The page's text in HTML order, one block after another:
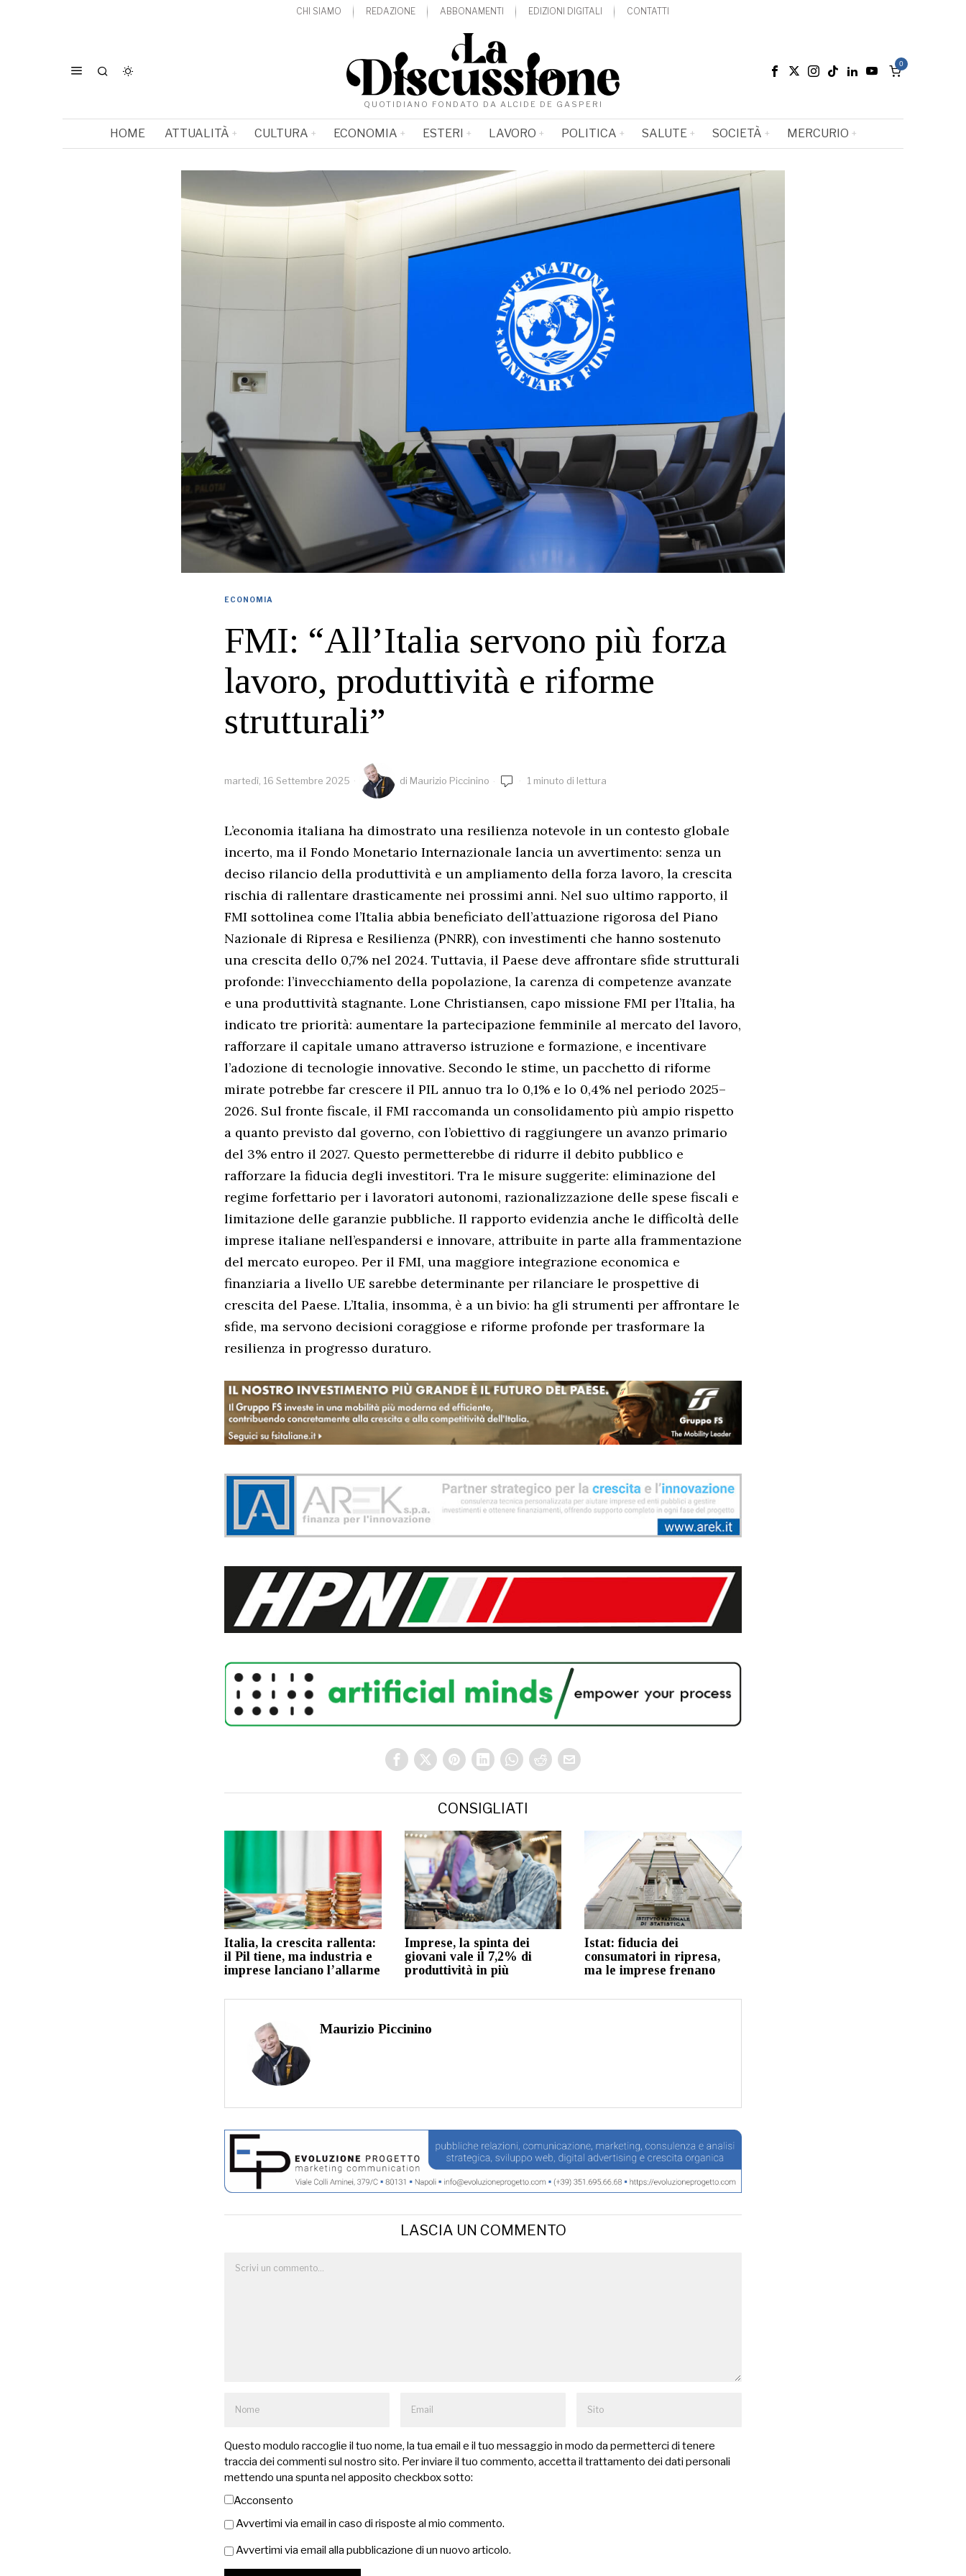
CHI SIAMO REDAZIONE ABBONAMENTI EDIZIONI DIGITALI CONTATTI
QUOTIDIANO FONDATO DA ALCIDE DE GASPERI
0
HOME ATTUALITÀ CULTURA ECONOMIA ESTERI LAVORO POLITICA SALUTE SOCIETÀ MERCURIO
ECONOMIA
FMI: “All’Italia servono più forza
lavoro, produttività e riforme
strutturali”
martedì, 16 Settembre 2025 di Maurizio Piccinino 1 minuto di lettura
L’economia italiana ha dimostrato una resilienza notevole in un contesto globale
incerto, ma il Fondo Monetario Internazionale lancia un avvertimento: senza un
deciso rilancio della produttività e un ampliamento della forza lavoro, la crescita
rischia di rallentare drasticamente nei prossimi anni. Nel suo ultimo rapporto, il
FMI sottolinea come l’Italia abbia beneficiato dell’attuazione rigorosa del Piano
Nazionale di Ripresa e Resilienza (PNRR), con investimenti che hanno sostenuto
una crescita dello 0,7% nel 2024. Tuttavia, il Paese deve affrontare sfide strutturali
profonde: l’invecchiamento della popolazione, la carenza di competenze avanzate
e una produttività stagnante. Lone Christiansen, capo missione FMI per l’Italia, ha
indicato tre priorità: aumentare la partecipazione femminile al mercato del lavoro,
rafforzare il capitale umano attraverso istruzione e formazione, e incentivare
l’adozione di tecnologie innovative. Secondo le stime, un pacchetto di riforme
mirate potrebbe far crescere il PIL annuo tra lo 0,1% e lo 0,4% nel periodo 2025–
2026. Sul fronte fiscale, il FMI raccomanda un consolidamento più ampio rispetto
a quanto previsto dal governo, con l’obiettivo di raggiungere un avanzo primario
del 3% entro il 2027. Questo permetterebbe di ridurre il debito pubblico e
rafforzare la fiducia degli investitori. Tra le misure suggerite: eliminazione del
regime forfettario per i lavoratori autonomi, razionalizzazione delle spese fiscali e
limitazione delle garanzie pubbliche. Il rapporto evidenzia anche le difficoltà delle
imprese italiane nell’espandersi e innovare, attribuite in parte alla frammentazione
del mercato europeo. Per il FMI, una maggiore integrazione economica e
finanziaria a livello UE sarebbe determinante per rilanciare le prospettive di
crescita del Paese. L’Italia, insomma, è a un bivio: ha gli strumenti per affrontare le
sfide, ma servono decisioni coraggiose e riforme profonde per trasformare la
resilienza in progresso duraturo.
CONSIGLIATI
Italia, la crescita rallenta:
il Pil tiene, ma industria e
imprese lanciano l’allarme
Imprese, la spinta dei
giovani vale il 7,2% di
produttività in più
Istat: fiducia dei
consumatori in ripresa,
ma le imprese frenano
Maurizio Piccinino
LASCIA UN COMMENTO
Questo modulo raccoglie il tuo nome, la tua email e il tuo messaggio in modo da permetterci di tenere
traccia dei commenti sul nostro sito. Per inviare il tuo commento, accetta il trattamento dei dati personali
mettendo una spunta nel apposito checkbox sotto:
Acconsento
Avvertimi via email in caso di risposte al mio commento.
Avvertimi via email alla pubblicazione di un nuovo articolo.